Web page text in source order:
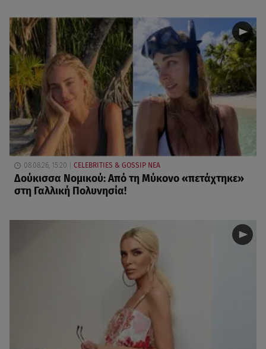
08.08.26, 15:20 CELEBRITIES & GOSSIP ΝΕΑ
Δούκισσα Νομικού: Από τη Μύκονο «πετάχτηκε»
στη Γαλλική Πολυνησία!